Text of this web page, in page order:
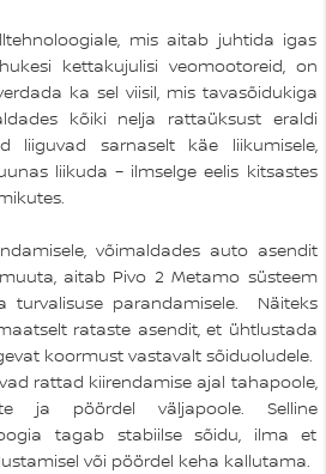
mis aitab juhtida igas
kettakujulisi veomootoreid, on
ka sel viisil, mis tavasõidukiga
kõiki nelja rattaüksust eraldi
liiguvad sarnaselt käe liikumisele,
liikuda – ilmselge eelis kitsastes
võimaldades auto asendit
aitab Pivo 2 Metamo süsteem
parandamisele. Näiteks
rataste asendit, et ühtlustada
koormust vastavalt sõiduoludele.
rattad kiirendamise ajal tahapoole,
ja pöördel väljapoole. Selline
tagab stabiilse sõidu, ilma et
või pöördel keha kallutama.